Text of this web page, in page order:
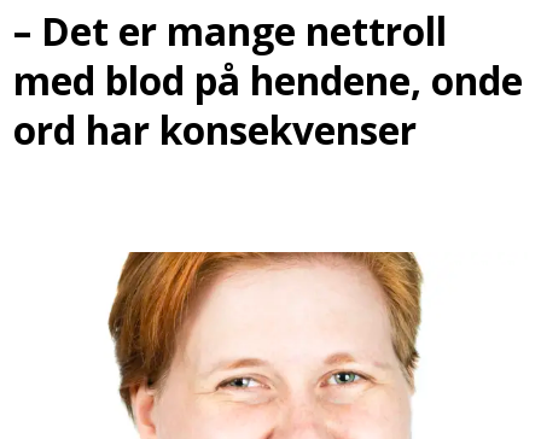
– Det er mange nettroll
med blod på hendene, onde
ord har konsekvenser